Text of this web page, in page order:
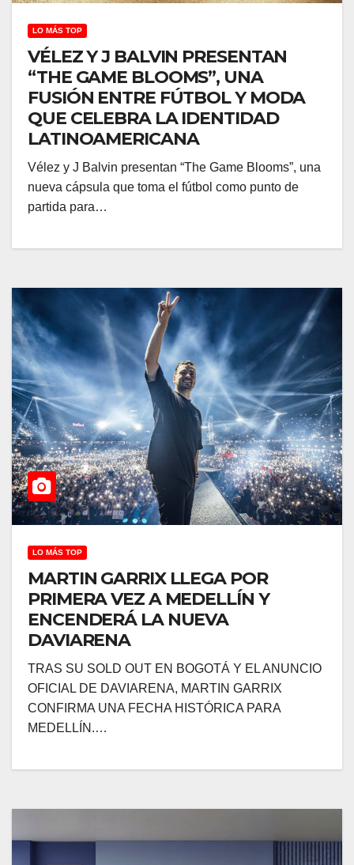
LO MÁS TOP
VÉLEZ Y J BALVIN PRESENTAN
“THE GAME BLOOMS”, UNA
FUSIÓN ENTRE FÚTBOL Y MODA
QUE CELEBRA LA IDENTIDAD
LATINOAMERICANA
Vélez y J Balvin presentan “The Game Blooms”, una
nueva cápsula que toma el fútbol como punto de
partida para…
LO MÁS TOP
MARTIN GARRIX LLEGA POR
PRIMERA VEZ A MEDELLÍN Y
ENCENDERÁ LA NUEVA
DAVIARENA
TRAS SU SOLD OUT EN BOGOTÁ Y EL ANUNCIO
OFICIAL DE DAVIARENA, MARTIN GARRIX
CONFIRMA UNA FECHA HISTÓRICA PARA
MEDELLÍN.…